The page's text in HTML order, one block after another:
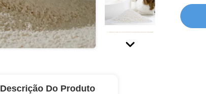
Descrição Do Produto